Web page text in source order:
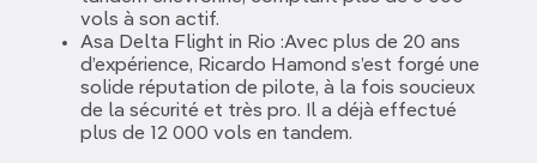
vols à son actif.
Asa Delta Flight in Rio :Avec plus de 20 ans
d’expérience, Ricardo Hamond s’est forgé une
solide réputation de pilote, à la fois soucieux
de la sécurité et très pro. Il a déjà effectué
plus de 12 000 vols en tandem.